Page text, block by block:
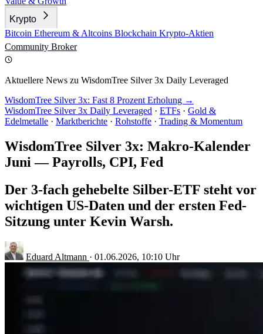
Krypto
Bitcoin Ethereum & Altcoins Blockchain Krypto-Aktien
Community Broker
Aktuellere News zu WisdomTree Silver 3x Daily Leveraged
WisdomTree Silver 3x: Fast 8 Prozent Erholung →
WisdomTree Silver 3x Daily Leveraged · ETFs · Gold &
Edelmetalle · Marktberichte · Rohstoffe · Trading & Momentum
WisdomTree Silver 3x: Makro-Kalender
Juni — Payrolls, CPI, Fed
Der 3-fach gehebelte Silber-ETF steht vor
wichtigen US-Daten und der ersten Fed-
Sitzung unter Kevin Warsh.
Eduard Altmann · 01.06.2026, 10:10 Uhr